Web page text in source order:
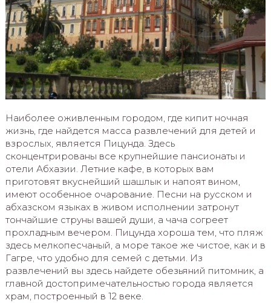
Наиболее оживленным городом, где кипит ночная
жизнь, где найдется масса развлечений для детей и
взрослых, является Пицунда. Здесь
сконцентрированы все крупнейшие пансионаты и
отели Абхазии. Летние кафе, в которых вам
приготовят вкуснейший шашлык и напоят вином,
имеют особенное очарование. Песни на русском и
абхазском языках в живом исполнении затронут
тончайшие струны вашей души, а чача согреет
прохладным вечером. Пицунда хороша тем, что пляж
здесь мелкопесчаный, а море такое же чистое, как и в
Гагре, что удобно для семей с детьми. Из
развлечений вы здесь найдете обезьяний питомник, а
главной достопримечательностью города является
храм, построенный в 12 веке.